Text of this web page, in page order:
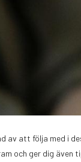
av att följa med i
och ger dig även